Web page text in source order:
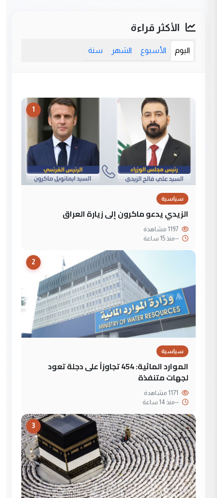
الأكثر قراءة
اليوم الأسبوع الشهر سنة
1
سياسية
الزيدي يدعو ماكرون إلى زيارة العراق
--منذ 15 ساعة
2
سياسية
الموارد المائية: 454 تجاوزاً على دجلة تعود
لجهات متنفذة
--منذ 14 ساعة
3